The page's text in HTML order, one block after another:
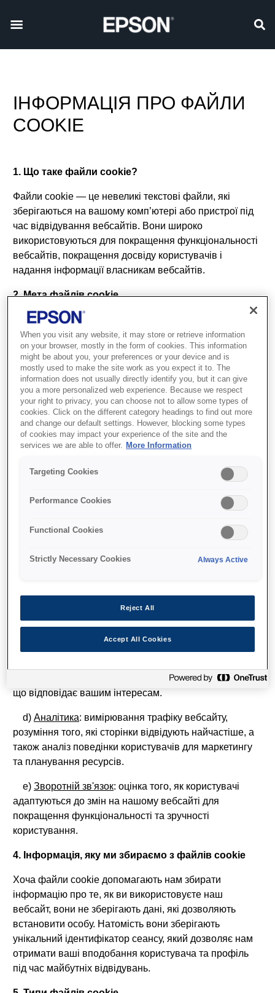
ІНФОРМАЦІЯ ПРО ФАЙЛИ
COOKIE
1. Що таке файли cookie?
Файли cookie — це невеликі текстові файли, які
зберігаються на вашому комп’ютері або пристрої під
час відвідування вебсайтів. Вони широко
використовуються для покращення функціональності
вебсайтів, покращення досвіду користувачів і
надання інформації власникам вебсайтів.
2. Мета файлів cookie
Ми використовуємо файли cookie, щоб зробити вашу
взаємодію з нашим вебсайтом більш ефективною та
приємною. Файли cookie допомагають нам:
• зрозуміти та покращити способи використання
відвідувачами нашого вебсайту;
• забезпечувати персоналізований досвід,
запам’ятовуючи ваші вподобання;
• пропонувати відповідні рекламні оголошення та
покращувати ваш вебсеанс.
зокрема:
a)Підтримка входу : запам’ятовування облікових
: збереження вподобань щодо
перегляду вебсторінок (наприклад, мови, розміру
тексту, макета сторінки або параметрів кольору) для
ще більшої зручності користування.
: збір даних для відображення реклами,
що відповідає вашим інтересам.
d) Аналітика: вимірювання трафіку вебсайту,
розуміння того, які сторінки відвідують найчастіше, а
також аналіз поведінки користувачів для маркетингу
та планування ресурсів.
e) Зворотній зв'язок: оцінка того, як користувачі
адаптуються до змін на нашому вебсайті для
покращення функціональності та зручності
користування.
4. Інформація, яку ми збираємо з файлів cookie
Хоча файли cookie допомагають нам збирати
інформацію про те, як ви використовуєте наш
вебсайт, вони не зберігають дані, які дозволяють
встановити особу. Натомість вони зберігають
унікальний ідентифікатор сеансу, який дозволяє нам
отримати ваші вподобання користувача та профіль
під час майбутніх відвідувань.
When you visit any website, it may store or retrieve information
on your browser, mostly in the form of cookies. This information
might be about you, your preferences or your device and is
mostly used to make the site work as you expect it to. The
information does not usually directly identify you, but it can give
you a more personalized web experience. Because we respect
your right to privacy, you can choose not to allow some types of
cookies. Click on the different category headings to find out more
and change our default settings. However, blocking some types
of cookies may impact your experience of the site and the
services we are able to offer.
More Information
Targeting Cookies
Performance Cookies
Functional Cookies
Strictly Necessary Cookies Always Active
Reject All
Accept All Cookies